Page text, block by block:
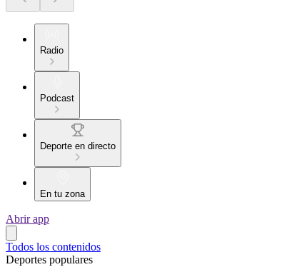
Radio
Podcast
Deporte en directo
En tu zona
Abrir app
Todos los contenidos
Deportes populares